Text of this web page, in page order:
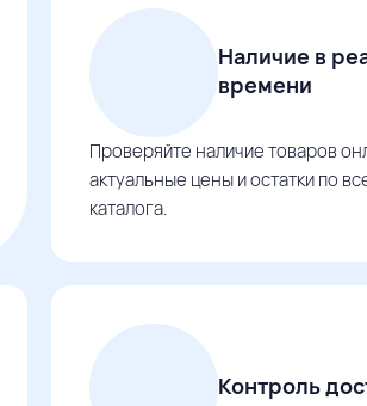
Наличие в
времени
Проверяйте наличие товаров
актуальные цены и остатки по
каталога.
Контроль